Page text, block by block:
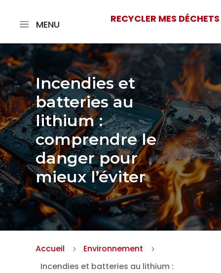
MENU RECYCLER MES DÉCHETS
Incendies et
batteries au
lithium :
comprendre le
danger pour
mieux l’éviter
Accueil 5 Environnement 5
Incendies et batteries au lithium :